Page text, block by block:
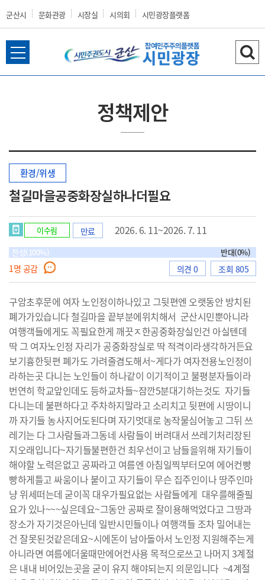
군산시 문화관광 시장실 시의회 시민광장플랫폼
군
시
홈
으
로
이
동
전
체
검
색
정책제안
환경/위생
철길마을공중화장실하나더필요
이수림 만료 2026. 6. 11~2026. 7. 11
찬성(100%) 반대(0%)
1명 공감 의견 0 조회 805
구암초후문에 여자 노인정이하나있고 그뒷편엔 오랫동안 방치된
폐가가있습니다 철길마을 끝부분에위치해서 군산시민뿐아니라
여행객들에게도 꼭필요한게 깨끗ㅈ한공중화장실인건 아실텐데
딱 그 여자노인정 자리가 공중화장실로 딱 적격이라생각하거든요
보기흉한뒷편 폐가도 가려줄겸도해서~게다가 여자전용노인정이
라하는곳 다니는 노인들이 하나같이 이기적이고 불평분자들이라
번연히 학교앞인데도 등하교차들~잠깐5분대기하는것도 자기들
다니는데 불편하다고 주차하지말라고 소리치고 뒷편에 시땅이니
까 자기들 농사지어도된다며 자기멋대로 농작물심어놓고 그뒤 쓰
레기는 다 그사람들과그동네 사람들이 버려대서 쓰레기처리장된
지오래입니다~자기들불편한건 최우선이고 남들을위해 자기들이
해야할 노력은없고 공짜라고 여름엔 아침일찍부터모여 에어컨빵
빵하게틀고 싸움이나 붙이고 자기들이 무슨 집주인이나 땅주인마
냥 위세떠는데 굳이꼭 대우가필요없는 사람들에게 대우를해줄필
요가 있나~~~싶은데요~그동안 공짜로 잘이용해먹었다고 그땅과
장소가 자기것은아닌데 일반시민들이나 여행객들 조차 밀어내는
건 잘못된것같은데요~시에돈이 남아돌아서 노인정 지원해주는게
아니라면 여름에더울때만에어컨사용 목적으로쓰고 나머지 3계절
은 내내 비어있는곳을 굳이 유지 해야되는지 의문입니다 ~4계절